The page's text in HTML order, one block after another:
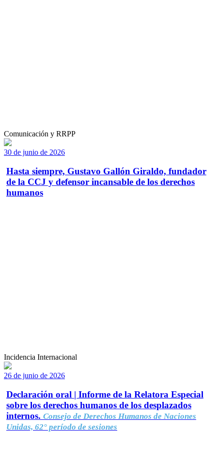
Comunicación y RRPP
30 de junio de 2026
Hasta siempre, Gustavo Gallón Giraldo, fundador
de la CCJ y defensor incansable de los derechos
humanos
Incidencia Internacional
26 de junio de 2026
Declaración oral | Informe de la Relatora Especial
sobre los derechos humanos de los desplazados
internos. Consejo de Derechos Humanos de Naciones
Unidas, 62° período de sesiones